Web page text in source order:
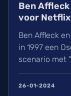
Ben
voor
Ben Affleck
in 1997 een
scenario met
handen
genaamd "...
26-01-2024